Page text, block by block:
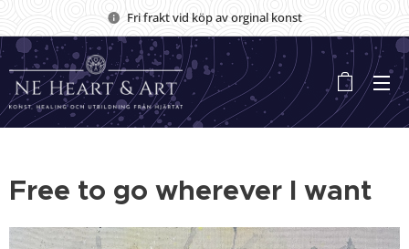
Fri frakt vid köp av orginal konst
Free to go wherever I want